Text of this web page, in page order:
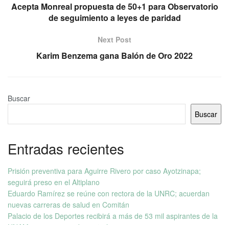
Acepta Monreal propuesta de 50+1 para Observatorio
de seguimiento a leyes de paridad
Next Post
Karim Benzema gana Balón de Oro 2022
Buscar
Buscar
Entradas recientes
Prisión preventiva para Aguirre Rivero por caso Ayotzinapa;
seguirá preso en el Altiplano
Eduardo Ramírez se reúne con rectora de la UNRC; acuerdan
nuevas carreras de salud en Comitán
Palacio de los Deportes recibirá a más de 53 mil aspirantes de la